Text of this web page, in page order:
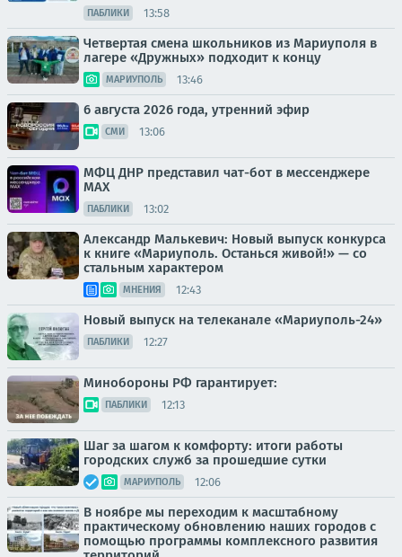
ПАБЛИКИ 13:58
Четвертая смена школьников из Мариуполя в
лагере «Дружных» подходит к концу
МАРИУПОЛЬ 13:46
6 августа 2026 года, утренний эфир
СМИ 13:06
МФЦ ДНР представил чат-бот в мессенджере
MAX
ПАБЛИКИ 13:02
Александр Малькевич: Новый выпуск конкурса
к книге «Мариуполь. Останься живой!» — со
стальным характером
МНЕНИЯ 12:43
Новый выпуск на телеканале «Мариуполь-24»
ПАБЛИКИ 12:27
Минобороны РФ гарантирует:
ПАБЛИКИ 12:13
Шаг за шагом к комфорту: итоги работы
городских служб за прошедшие сутки
МАРИУПОЛЬ 12:06
В ноябре мы переходим к масштабному
практическому обновлению наших городов с
помощью программы комплексного развития